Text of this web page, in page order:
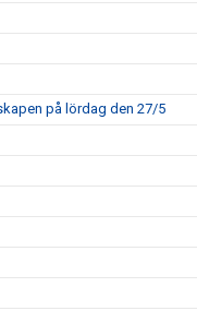
på lördag den 27/5